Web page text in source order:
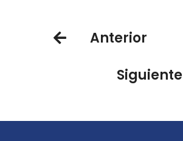
Tegucigalpa vía Palmerola y
Anterior
Siguiente